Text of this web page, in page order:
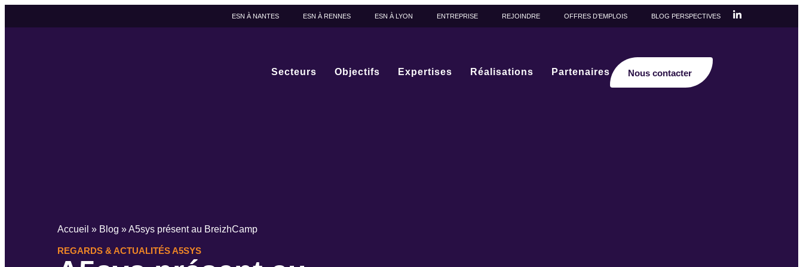
ESN À NANTES ESN À RENNES ESN À LYON ENTREPRISE REJOINDRE OFFRES D’EMPLOIS BLOG PERSPECTIVES
Secteurs Objectifs Expertises Réalisations Partenaires Nous contacter
Accueil » Blog »A5sys présent au BreizhCamp
REGARDS & ACTUALITÉS A5SYS